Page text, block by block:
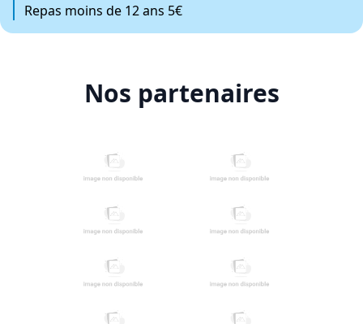
Repas moins de 12 ans 5€
Nos partenaires